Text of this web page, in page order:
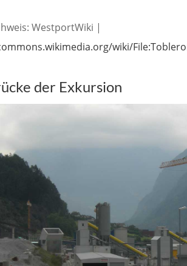
WestportWiki |
wiki/
der Exkursion